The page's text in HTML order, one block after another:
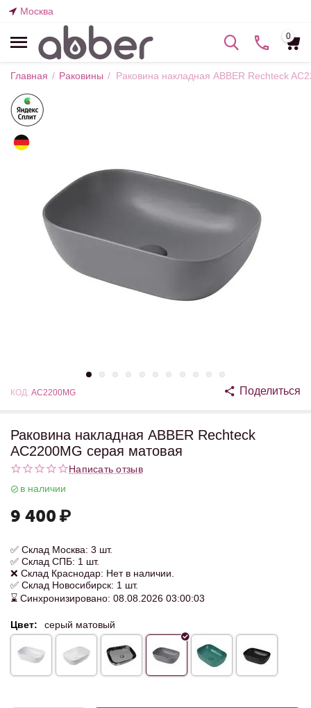
Москва
0
Главная / Раковины / Раковина накладная ABBER Rechteck
КОД: AC2200MG Поделиться
Раковина накладная ABBER Rechteck
AC2200MG серая матовая
Написать отзыв
в наличии
9 400 ₽
✅ Склад Москва: 3 шт.
✅ Склад СПБ: 1 шт.
❌ Склад Краснодар: Нет в наличии.
✅ Склад Новосибирск: 1 шт.
⌛ Синхронизировано: 08.08.2026 03:00:03
Цвет: серый матовый